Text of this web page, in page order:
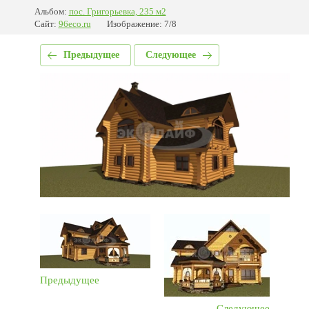
Альбом: пос. Григорьевка, 235 м2
Сайт: 96eco.ru Изображение: 7/8
Предыдущее Следующее
Предыдущее